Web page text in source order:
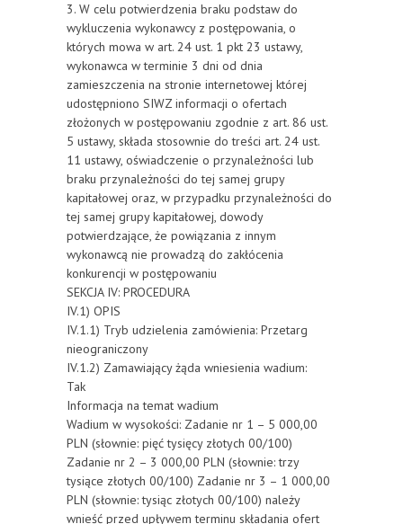
3. W celu potwierdzenia braku podstaw do
wykluczenia wykonawcy z postępowania, o
których mowa w art. 24 ust. 1 pkt 23 ustawy,
wykonawca w terminie 3 dni od dnia
zamieszczenia na stronie internetowej której
udostępniono SIWZ informacji o ofertach
złożonych w postępowaniu zgodnie z art. 86 ust.
5 ustawy, składa stosownie do treści art. 24 ust.
11 ustawy, oświadczenie o przynależności lub
braku przynależności do tej samej grupy
kapitałowej oraz, w przypadku przynależności do
tej samej grupy kapitałowej, dowody
potwierdzające, że powiązania z innym
wykonawcą nie prowadzą do zakłócenia
konkurencji w postępowaniu
SEKCJA IV: PROCEDURA
IV.1) OPIS
IV.1.1) Tryb udzielenia zamówienia: Przetarg
nieograniczony
IV.1.2) Zamawiający żąda wniesienia wadium:
Tak
Informacja na temat wadium
Wadium w wysokości: Zadanie nr 1 – 5 000,00
PLN (słownie: pięć tysięcy złotych 00/100)
Zadanie nr 2 – 3 000,00 PLN (słownie: trzy
tysiące złotych 00/100) Zadanie nr 3 – 1 000,00
PLN (słownie: tysiąc złotych 00/100) należy
wnieść przed upływem terminu składania ofert